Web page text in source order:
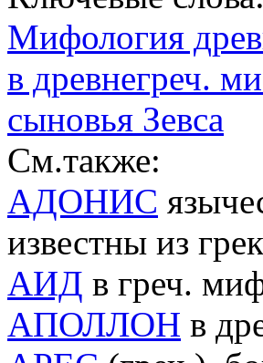
Мифология
в древнегреч.
сыновья Зевса
См.также:
АДОНИС
известны из
АИД в греч.
АПОЛЛОН в